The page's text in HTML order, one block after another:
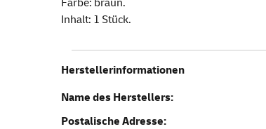
Inhalt: 1 Stück.
Herstellerinformationen
Name des Herstellers:
Postalische Adresse: